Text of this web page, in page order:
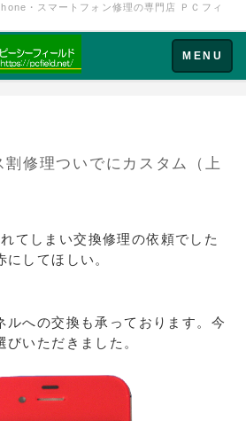
・スマートフォン修理の専門店 ＰＣフィ
Toggle
navigation
MENU
修理ついでにカスタム（上
てしまい交換修理の依頼でした
してほしい。
ルへの交換も承っております。今
いただきました。